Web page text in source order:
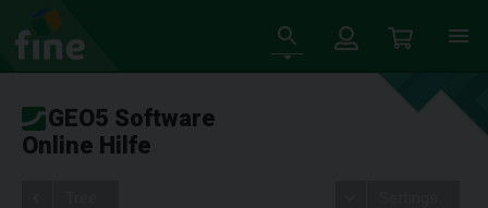
GEO5 Software
Online Hilfe